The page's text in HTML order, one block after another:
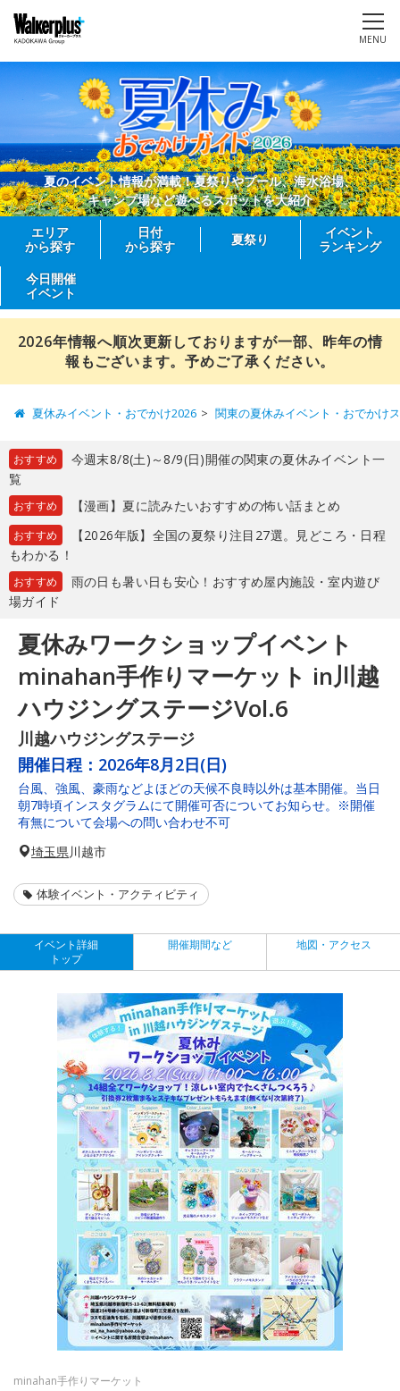
MENU
夏のイベント情報が満載！夏祭りやプール、海水浴場、
キャンプ場など遊べるスポットを大紹介
エリア
から探す
日付
から探す
夏祭り
イベント
ランキング
今日開催
イベント
2026年情報へ順次更新しておりますが一部、昨年の情
報もございます。予めご了承ください。
夏休みイベント・おでかけ2026 関東の夏休みイベント・おでかけ
おすすめ
今週末8/8(土)～8/9(日)開催の関東の夏休みイベント一
覧
おすすめ 【漫画】夏に読みたいおすすめの怖い話まとめ
おすすめ
【2026年版】全国の夏祭り注目27選。見どころ・日程
もわかる！
おすすめ
雨の日も暑い日も安心！おすすめ屋内施設・室内遊び
場ガイド
夏休みワークショップイベント
minahan手作りマーケット in川越
ハウジングステージVol.6
川越ハウジングステージ
開催日程： 2026年8月2日(日)
台風、強風、豪雨などよほどの天候不良時以外は基本開催。当日
朝7時頃インスタグラムにて開催可否についてお知らせ。※開催
有無について会場への問い合わせ不可
埼玉県 川越市
体験イベント・アクティビティ
イベント詳細
トップ
開催期間など 地図・アクセス
minahan手作りマーケット